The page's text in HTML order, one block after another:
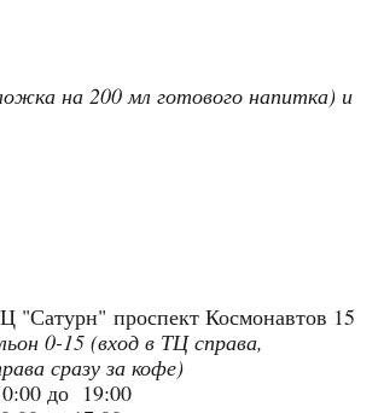
на 200 мл готового напитка) и
"Сатурн" проспект Космонавтов 15
0-15 (вход в ТЦ справа,
сразу за кофе)
до 19:00